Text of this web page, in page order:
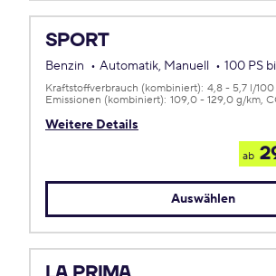
SPORT
Benzin Automatik, Manuell 100 PS
Weitere Details
Kraftstoffverbrauch (kombiniert): 4,8 - 5,7 l/
Emissionen (kombiniert): 109,0 - 129,0 g/km
ab
Auswählen